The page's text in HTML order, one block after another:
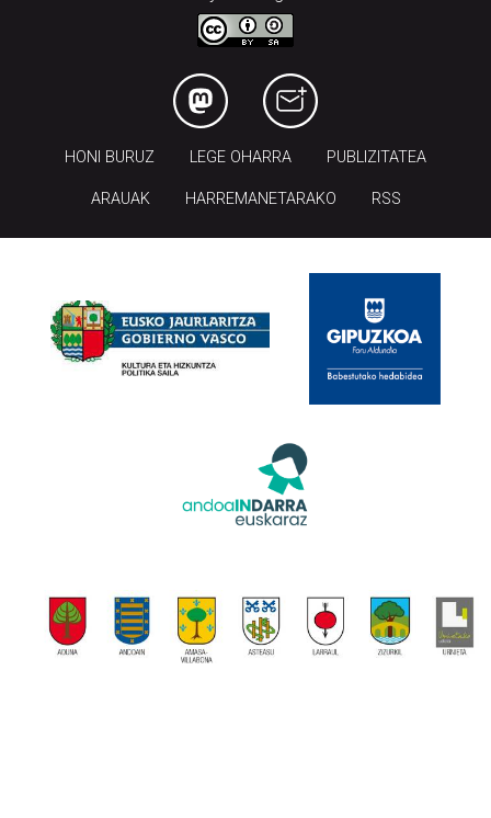
HONI BURUZ LEGE OHARRA PUBLIZITATEA
ARAUAK HARREMANETARAKO RSS